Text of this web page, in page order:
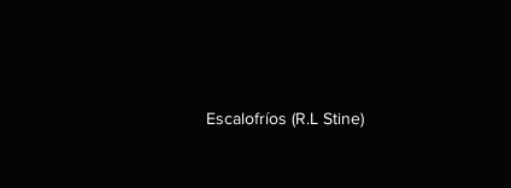
Escalofríos (R.L Stine)